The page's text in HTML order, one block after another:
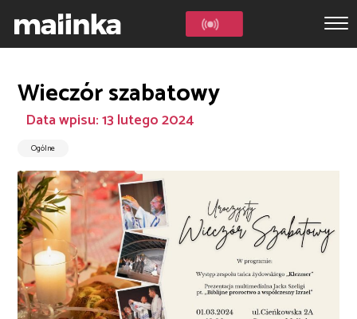
Wieczór szabatowy
Data wpisu: 13 lutego 2024
Ogólne